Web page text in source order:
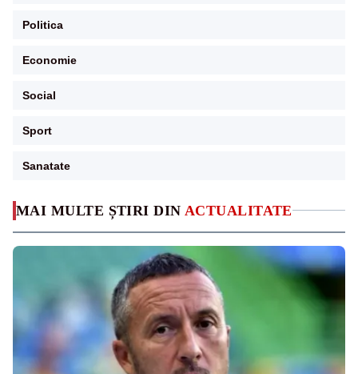
MAI MULTE ȘTIRI DIN ACTUALITATE
Politica
Economie
Social
Sport
Sanatate